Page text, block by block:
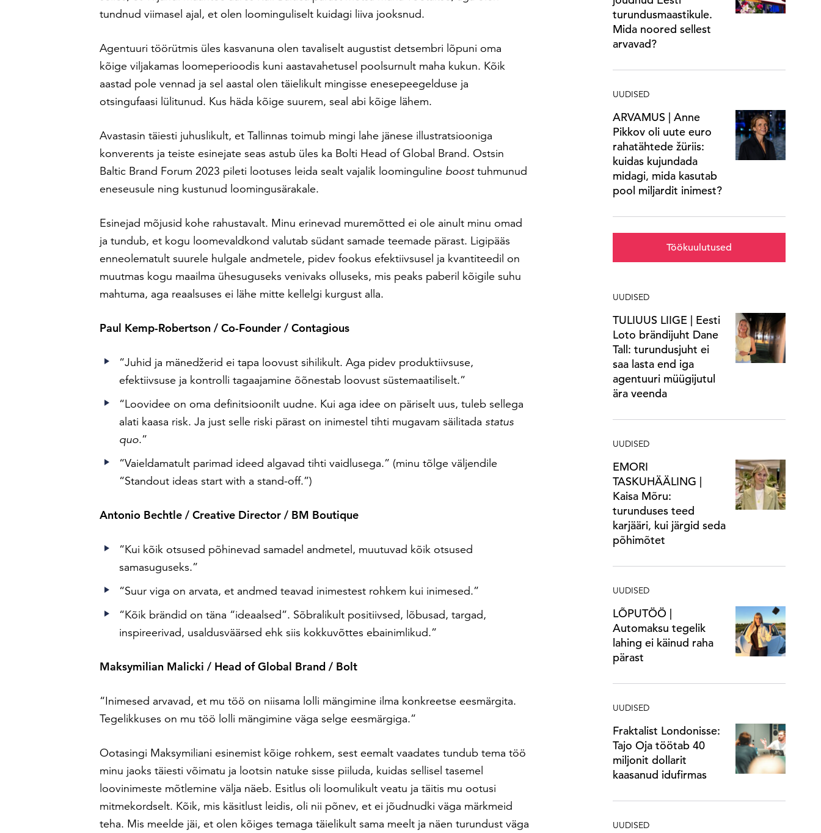
tundnud viimasel ajal, et olen loominguliselt kuidagi liiva jooksnud.
Agentuuri töörütmis üles kasvanuna olen tavaliselt augustist detsembri lõpuni oma
kõige viljakamas loomeperioodis kuni aastavahetusel poolsurnult maha kukun. Kõik
aastad pole vennad ja sel aastal olen täielikult mingisse enesepeegelduse ja
otsingufaasi lülitunud. Kus häda kõige suurem, seal abi kõige lähem.
Avastasin täiesti juhuslikult, et Tallinnas toimub mingi lahe jänese illustratsiooniga
konverents ja teiste esinejate seas astub üles ka Bolti Head of Global Brand. Ostsin
Baltic Brand Forum 2023 pileti lootuses leida sealt vajalik loominguline boosttuhmunud
eneseusule ning kustunud loomingusärakale.
Esinejad mõjusid kohe rahustavalt. Minu erinevad muremõtted ei ole ainult minu omad
ja tundub, et kogu loomevaldkond valutab südant samade teemade pärast. Ligipääs
enneolematult suurele hulgale andmetele, pidev fookus efektiivsusel ja kvantiteedil on
muutmas kogu maailma ühesuguseks venivaks olluseks, mis peaks paberil kõigile suhu
mahtuma, aga reaalsuses ei lähe mitte kellelgi kurgust alla.
Paul Kemp-Robertson / Co-Founder / Contagious
“Juhid ja mänedžerid ei tapa loovust sihilikult. Aga pidev produktiivsuse,
efektiivsuse ja kontrolli tagaajamine õõnestab loovust süstemaatiliselt.”
“Loovidee on oma definitsioonilt uudne. Kui aga idee on päriselt uus, tuleb sellega
alati kaasa risk. Ja just selle riski pärast on inimestel tihti mugavam säilitada status
quo.”
“Vaieldamatult parimad ideed algavad tihti vaidlusega.” (minu tõlge väljendile
“Standout ideas start with a stand-off.”)
Antonio Bechtle / Creative Director / BM Boutique
“Kui kõik otsused põhinevad samadel andmetel, muutuvad kõik otsused
samasuguseks.”
“Suur viga on arvata, et andmed teavad inimestest rohkem kui inimesed.”
“Kõik brändid on täna “ideaalsed”. Sõbralikult positiivsed, lõbusad, targad,
inspireerivad, usaldusväärsed ehk siis kokkuvõttes ebainimlikud.”
Maksymilian Malicki / Head of Global Brand / Bolt
“Inimesed arvavad, et mu töö on niisama lolli mängimine ilma konkreetse eesmärgita.
Tegelikkuses on mu töö lolli mängimine väga selge eesmärgiga.”
Ootasingi Maksymiliani esinemist kõige rohkem, sest eemalt vaadates tundub tema töö
minu jaoks täiesti võimatu ja lootsin natuke sisse piiluda, kuidas sellisel tasemel
loovinimeste mõtlemine välja näeb. Esitlus oli loomulikult veatu ja täitis mu ootusi
mitmekordselt. Kõik, mis käsitlust leidis, oli nii põnev, et ei jõudnudki väga märkmeid
teha. Mis meelde jäi, et olen kõiges temaga täielikult sama meelt ja näen turundust väga
turundusmaastikule.
Mida noored sellest
arvavad?
UUDISED
ARVAMUS | Anne
Pikkov oli uute euro
rahatähtede žüriis:
kuidas kujundada
midagi, mida kasutab
pool miljardit inimest?
Töökuulutused
UUDISED
TULIUUS LIIGE | Eesti
Loto brändijuht Dane
Tall: turundusjuht ei
saa lasta end iga
agentuuri müügijutul
ära veenda
UUDISED
EMORI
TASKUHÄÄLING |
Kaisa Mõru:
turunduses teed
karjääri, kui järgid seda
põhimõtet
UUDISED
LÕPUTÖÖ |
Automaksu tegelik
lahing ei käinud raha
pärast
UUDISED
Fraktalist Londonisse:
Tajo Oja töötab 40
miljonit dollarit
kaasanud idufirmas
UUDISED